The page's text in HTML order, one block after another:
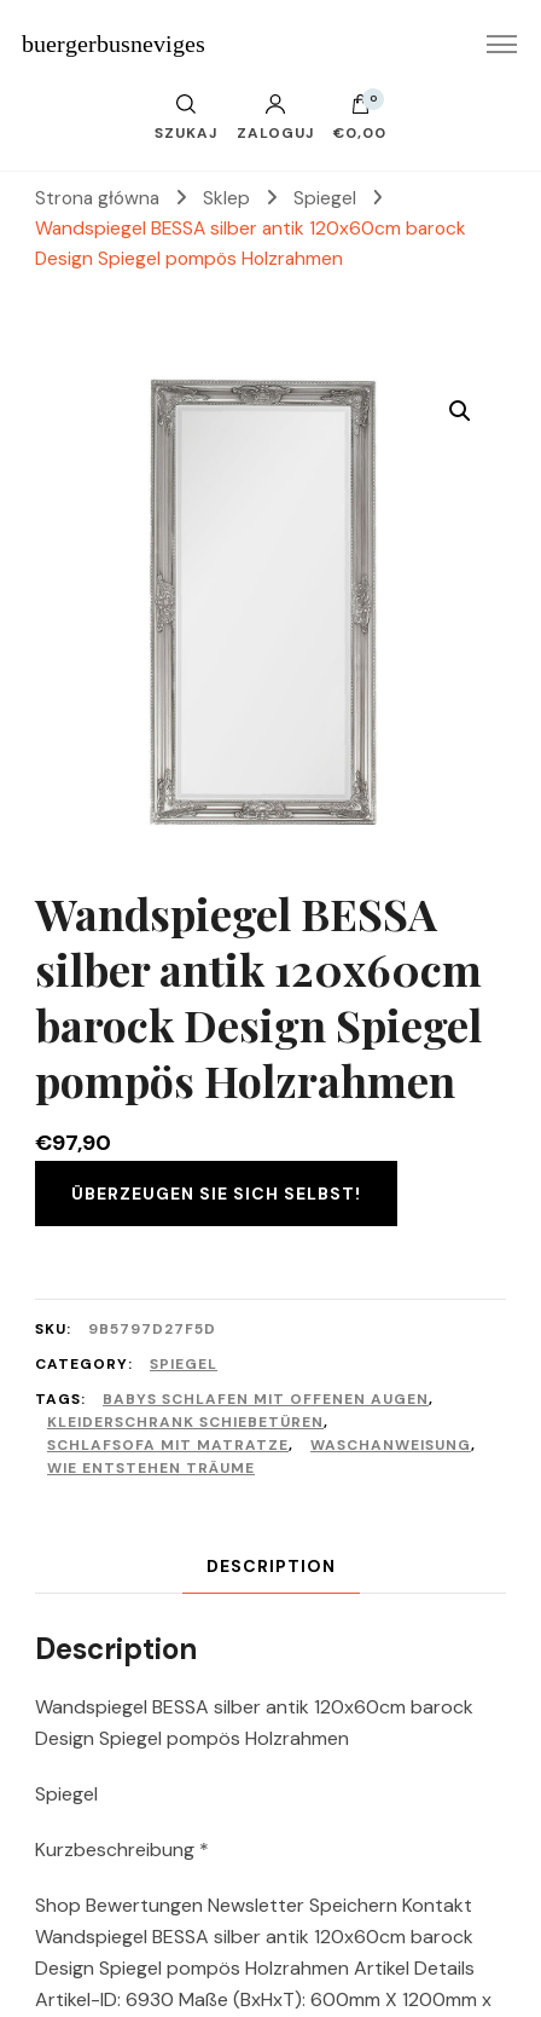
buergerbusneviges
SZUKAJ ZALOGUJ
0
€0,00
Strona główna Sklep
Spiegel
Wandspiegel BESSA silber antik 120x60cm barock
Design Spiegel pompös Holzrahmen
Wandspiegel BESSA
silber antik 120x60cm
barock Design Spiegel
pompös Holzrahmen
€97,90
ÜBERZEUGEN SIE SICH SELBST!
SKU:
9B5797D27F5D
CATEGORY:
SPIEGEL
TAGS:
BABYS SCHLAFEN MIT OFFENEN AUGEN,
KLEIDERSCHRANK SCHIEBETÜREN,
SCHLAFSOFA MIT MATRATZE, WASCHANWEISUNG,
WIE ENTSTEHEN TRÄUME
DESCRIPTION
Description
Wandspiegel BESSA silber antik 120x60cm barock
Design Spiegel pompös Holzrahmen
Spiegel
Kurzbeschreibung *
Shop Bewertungen Newsletter Speichern Kontakt
Wandspiegel BESSA silber antik 120x60cm barock
Design Spiegel pompös Holzrahmen Artikel Details
Artikel-ID: 6930 Maße (BxHxT): 600mm X 1200mm x